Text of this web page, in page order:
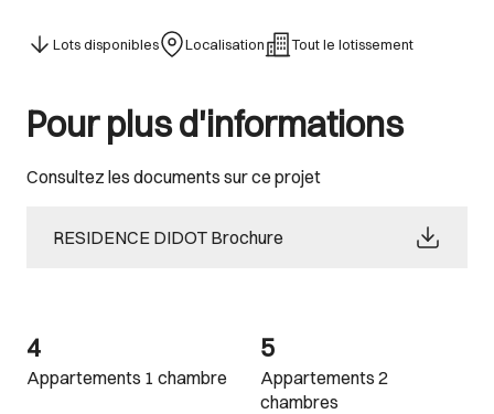
Lots disponibles Localisation Tout le lotissement
Pour plus d'informations
Consultez les documents sur ce projet
RESIDENCE DIDOT Brochure
4
Appartements 1 chambre
5
Appartements 2
chambres